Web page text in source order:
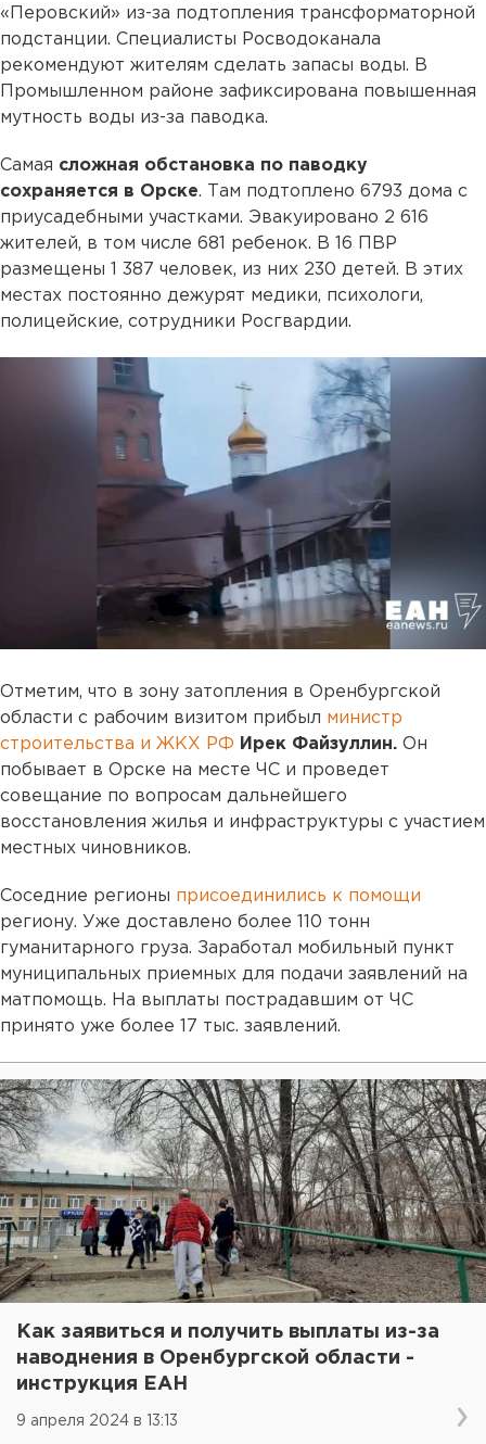
«Перовский» из-за подтопления трансформаторной
подстанции. Специалисты Росводоканала
рекомендуют жителям сделать запасы воды. В
Промышленном районе зафиксирована повышенная
мутность воды из-за паводка.
Самая сложная обстановка по паводку
сохраняется в Орске. Там подтоплено 6793 дома с
приусадебными участками. Эвакуировано 2 616
жителей, в том числе 681 ребенок. В 16 ПВР
размещены 1 387 человек, из них 230 детей. В этих
местах постоянно дежурят медики, психологи,
полицейские, сотрудники Росгвардии.
Отметим, что в зону затопления в Оренбургской
области с рабочим визитом прибыл министр
строительства и ЖКХ РФ Ирек Файзуллин. Он
побывает в Орске на месте ЧС и проведет
совещание по вопросам дальнейшего
восстановления жилья и инфраструктуры с участием
местных чиновников.
Соседние регионы присоединились к помощи
региону. Уже доставлено более 110 тонн
гуманитарного груза. Заработал мобильный пункт
муниципальных приемных для подачи заявлений на
матпомощь. На выплаты пострадавшим от ЧС
принято уже более 17 тыс. заявлений.
Как заявиться и получить выплаты из-за
наводнения в Оренбургской области -
инструкция ЕАН
9 апреля 2024 в 13:13